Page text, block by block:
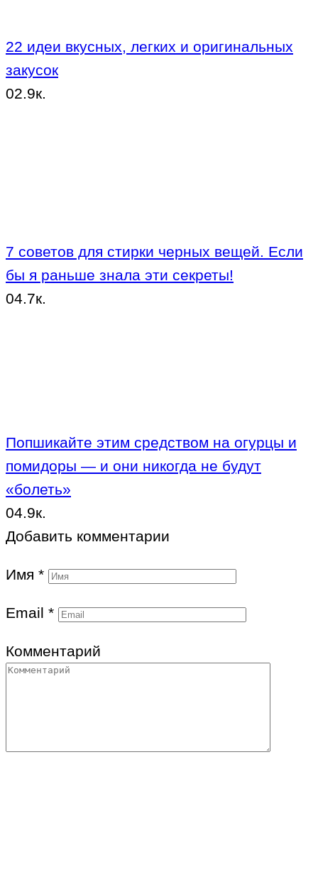
22 идеи вкусных, легких и оригинальных
закусок
02.9к.
7 советов для стирки черных вещей. Если
бы я раньше знала эти секреты!
04.7к.
Попшикайте этим средством на огурцы и
помидоры — и они никогда не будут
«болеть»
04.9к.
Добавить комментарии
Имя *
Email *
Комментарий